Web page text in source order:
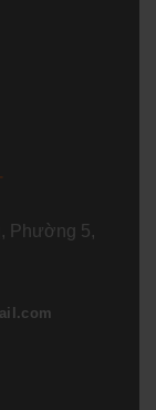
Phường 5,